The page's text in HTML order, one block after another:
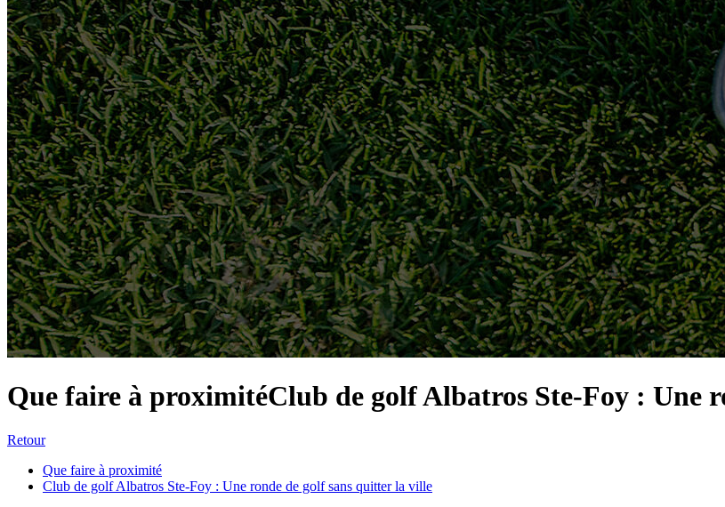
Que faire à proximitéClub de golf Albatros Ste-Foy : Une
Retour
Que faire à proximité
Club de golf Albatros Ste-Foy : Une ronde de golf sans quitter la ville